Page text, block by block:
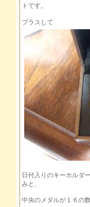
トです。
プラスして
日付入りのキーホルダ
みと、
中央のメダルが１６の